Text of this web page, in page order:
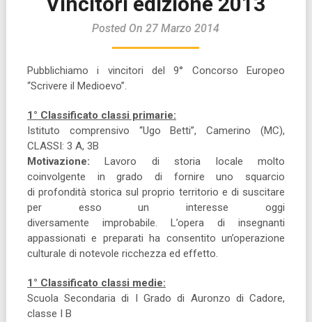
Posted On 27 Marzo 2014
Pubblichiamo i vincitori del 9° Concorso Europeo
“Scrivere il Medioevo”.
1° Classificato classi primarie:
Istituto comprensivo “Ugo Betti”, Camerino (MC),
CLASSI: 3 A, 3B
Motivazione: Lavoro di storia locale molto
coinvolgente in grado di fornire uno squarcio
di profondità storica sul proprio territorio e di suscitare
per esso un interesse oggi
diversamente improbabile. L’opera di insegnanti
appassionati e preparati ha consentito un’operazione
culturale di notevole ricchezza ed effetto.
1° Classificato classi medie:
Scuola Secondaria di I Grado di Auronzo di Cadore,
classe I B